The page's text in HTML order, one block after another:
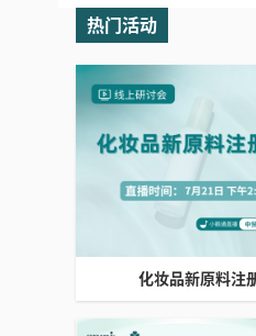
热门活动
化妆品新原料注